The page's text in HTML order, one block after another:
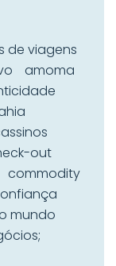
de viagens
amoma
out
commodity
mundo